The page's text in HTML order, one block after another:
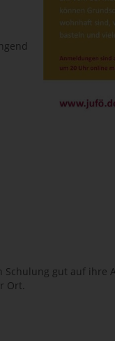
gut auf
Ort.